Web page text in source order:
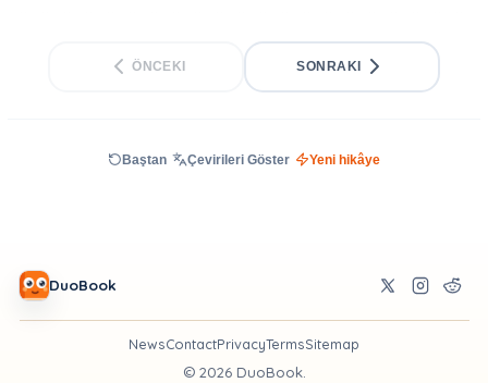
ÖNCEKI SONRAKI
Baştan Çevirileri Göster Yeni hikâye
DuoBook
NewsContactPrivacyTermsSitemap
© 2026DuoBook.